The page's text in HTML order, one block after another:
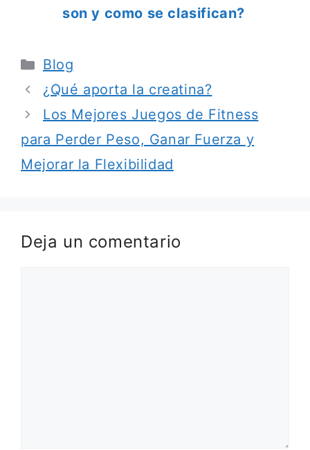
son y como se clasifican?
Categorías
Blog
¿Qué aporta la creatina?
Los Mejores Juegos de Fitness
para Perder Peso, Ganar Fuerza y
Mejorar la Flexibilidad
Deja un comentario